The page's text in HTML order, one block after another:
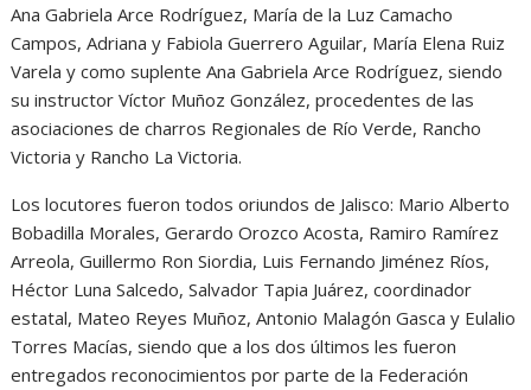
Ana Gabriela Arce Rodríguez, María de la Luz Camacho
Campos, Adriana y Fabiola Guerrero Aguilar, María Elena Ruiz
Varela y como suplente Ana Gabriela Arce Rodríguez, siendo
su instructor Víctor Muñoz González, procedentes de las
asociaciones de charros Regionales de Río Verde, Rancho
Victoria y Rancho La Victoria.
Los locutores fueron todos oriundos de Jalisco: Mario Alberto
Bobadilla Morales, Gerardo Orozco Acosta, Ramiro Ramírez
Arreola, Guillermo Ron Siordia, Luis Fernando Jiménez Ríos,
Héctor Luna Salcedo, Salvador Tapia Juárez, coordinador
estatal, Mateo Reyes Muñoz, Antonio Malagón Gasca y Eulalio
Torres Macías, siendo que a los dos últimos les fueron
entregados reconocimientos por parte de la Federación